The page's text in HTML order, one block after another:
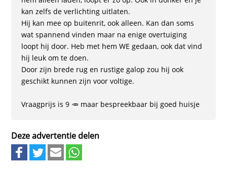
kan zelfs de verlichting uitlaten.
Hij kan mee op buitenrit, ook alleen. Kan dan soms
wat spannend vinden maar na enige overtuiging
loopt hij door. Heb met hem WE gedaan, ook dat vind
hij leuk om te doen.
Door zijn brede rug en rustige galop zou hij ook
geschikt kunnen zijn voor voltige.
Vraagprijs is 9 🥕 maar bespreekbaar bij goed huisje
Deze advertentie delen